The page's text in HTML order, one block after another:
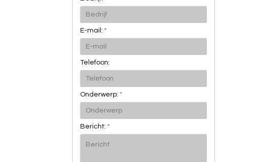
E-mail: *
Telefoon:
Onderwerp: *
Bericht: *